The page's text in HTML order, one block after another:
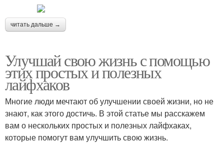
читать дальше →
Улучшай свою жизнь с помощью
этих простых и полезных
лайфхаков
Многие люди мечтают об улучшении своей жизни, но не
знают, как этого достичь. В этой статье мы расскажем
вам о нескольких простых и полезных лайфхаках,
которые помогут вам улучшить свою жизнь.